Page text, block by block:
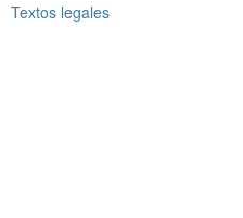
Textos legales